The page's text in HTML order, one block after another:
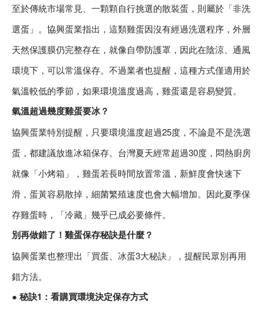
至於傳統市場常見、一顆顆自行挑選的散裝蛋，則屬於「非洗
選蛋」。協興蛋業指出，這類雞蛋因沒有經過洗選程序，外層
天然保護膜仍完整存在，就像自帶防護罩，因此在陰涼、通風
環境下，可以常溫保存。不過業者也提醒，這種方式僅適用於
氣溫較低的季節，如果環境溫度過高，雞蛋還是容易變質。
氣溫超過幾度雞蛋要冰？
協興蛋業特別提醒，只要環境溫度超過25度，不論是不是洗選
蛋，都建議放進冰箱保存。台灣夏天經常超過30度，悶熱廚房
就像「小烤箱」，雞蛋若長時間放置常溫，新鮮度會快速下
滑，蛋黃容易散掉，細菌繁殖速度也會大幅增加。因此夏季保
存雞蛋時，「冷藏」幾乎已成必要條件。
別再做錯了！雞蛋保存秘訣是什麼？
協興蛋業也整理出「買蛋、冰蛋3大秘訣」，提醒民眾別再用
錯方法。
● 秘訣1：看購買環境決定保存方式